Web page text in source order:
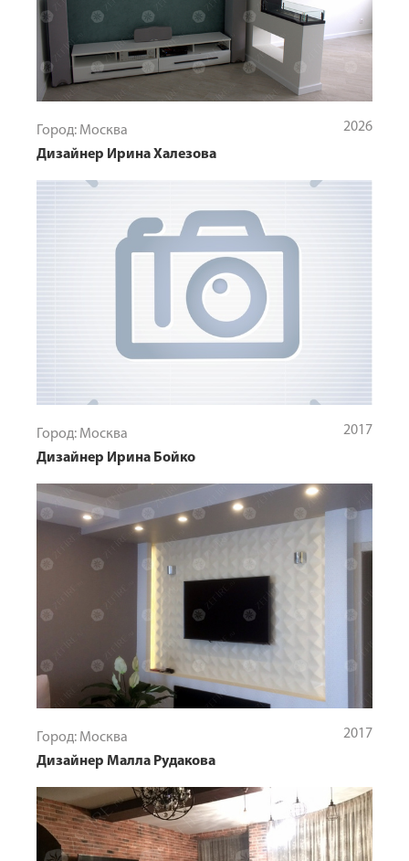
Город: Москва
2026
Дизайнер Ирина Халезова
Город: Москва
2017
Дизайнер Ирина Бойко
Город: Москва
2017
Дизайнер Малла Рудакова